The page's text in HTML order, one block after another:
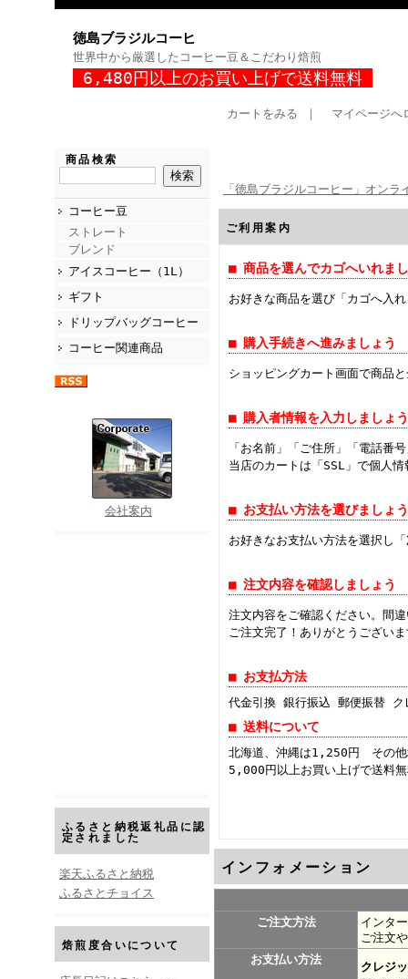
徳島ブラジルコーヒ
世界中から厳選したコーヒー豆＆こだわり焙煎
6,480円以上のお買い上げで送料無料
カートをみる ｜ マイページへ
商品検索
コーヒー豆
ストレート
ブレンド
アイスコーヒー（1L）
ギフト
ドリップバッグコーヒー
コーヒー関連商品
会社案内
ふるさと納税返礼品に認
定されました
楽天ふるさと納税
ふるさとチョイス
焙煎度合いについて
「徳島ブラジルコーヒー」オン
ご利用案内
■ 商品を選んでカゴへいれま
お好きな商品を選び「カゴへ入
■ 購入手続きへ進みましょう
ショッピングカート画面で商品
■ 購入者情報を入力しましょう
「お名前」「ご住所」「電話番
当店のカートは「SSL」で個人
■ お支払い方法を選びましょう
お好きなお支払い方法を選択し
■ 注文内容を確認しましょう
注文内容をご確認ください。間
ご注文完了！ありがとうござい
■ お支払方法
代金引換 銀行振込 郵便振替 ク
■ 送料について
北海道、沖縄は1,250円 その
5,000円以上お買い上げで送料
インフォメーション
ご注文方法
インタ
ご注文
お支払い方法
クレジ